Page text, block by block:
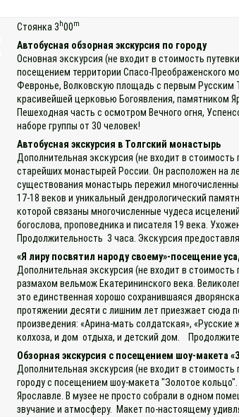
Стоянка 3 h00m
Автобусная обзорная экскурсия по городу
Основная экскурсия (не входит в стоимость
посещением территории Спасо-Преображенского
Февронье, Волковскую площадь с первым Русским
красивейшей церковью Богоявления, памятником
Пешеходная часть с осмотром Вечного огня,
наборе группы от 30 человек!
Автобусная экскурсия в Толгский монастырь
Дополнительная экскурсия (не входит в
старейших монастырей России. Он расположен на
существования монастырь пережил
17-18 веков и уникальный дендрологический
которой связаны многочисленные чудеса
богослова, проповедника и писателя 19 века.
Продолжительность 3 часа. Экскурсия
«Я лиру посвятил народу своему»-посещение
Дополнительная экскурсия (не входит в
размахом вельмож Екатерининского века.
это единственная хорошо сохранившаяся
протяжении десяти с лишним лет приезжает сюда
произведения: «Арина-мать солдатская»,
колхоза, и дом отдыха, и детский дом.
Обзорная экскурсия с посещением шоу-макета
Дополнительная экскурсия (не входит в
городу с посещением шоу-макета "Золотое
Ярославле. В музее не просто собрали в одном
звучание и атмосферу. Макет по-настоящему